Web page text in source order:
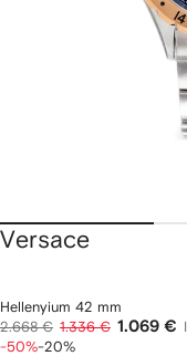
Versace
Hellenyium 42 mm
2.668 € 1.336 € 1.069 €
-50%-20%